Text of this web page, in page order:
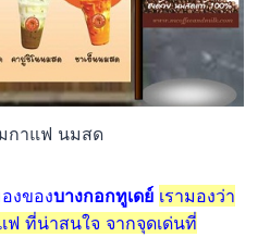
กาแฟ นมสด
งของบางกอกทูเดย์ เรามองว่า
ที่น่าสนใจ จากจุดเด่นที่